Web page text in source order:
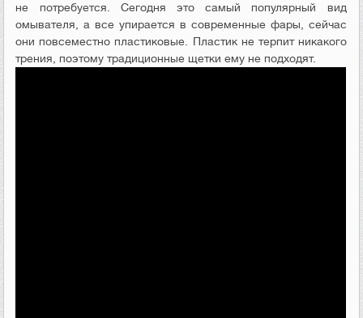
не потребуется. Сегодня это самый популярный вид
омывателя, а все упирается в современные фары, сейчас
они повсеместно пластиковые. Пластик не терпит никакого
трения, поэтому традиционные щетки ему не подходят.